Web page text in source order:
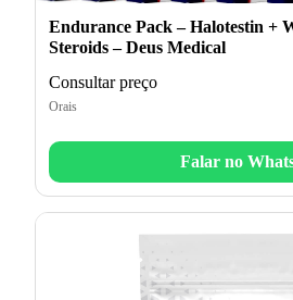
Endurance Pack – Halotestin +
Steroids – Deus Medical
Consultar preço
Orais
Falar no